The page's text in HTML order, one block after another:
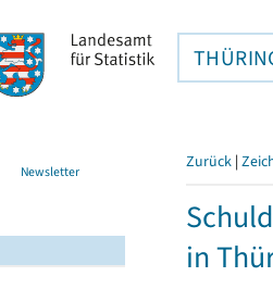
Newsletter Zurück |
in